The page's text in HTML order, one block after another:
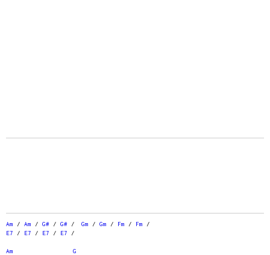
Am / Am / G# / G# / Gm / Gm / Fm / Fm /
E7 / E7 / E7 / E7 /
Am
G